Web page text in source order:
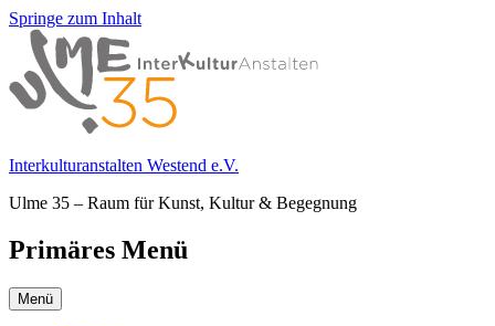
Springe zum Inhalt
Interkulturanstalten Westend e.V.
Ulme 35 – Raum für Kunst, Kultur & Begegnung
Primäres Menü
Menü